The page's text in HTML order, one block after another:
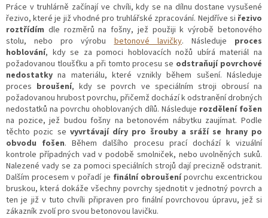
Práce v truhlárně začínají ve chvíli, kdy se na dílnu dostane vysušené
řezivo, které je již vhodné pro truhlářské zpracování. Nejdříve si řezivo
roztřídím dle rozměrů na fošny, jež použiji k výrobě betonového
stolu, nebo pro výrobu betonové lavičky. Následuje proces
hoblování, kdy se za pomoci hoblovacích nožů ubírá materiál na
požadovanou tloušťku a při tomto procesu se odstraňují povrchové
nedostatky na materiálu, které vznikly během sušení. Následuje
proces broušení, kdy se povrch ve speciálním stroji obrousí na
požadovanou hrubost povrchu, přičemž dochází k odstranění drobných
nedostatků na povrchu ohoblovaných dílů. Následuje rozdělení fošen
na pozice, jež budou fošny na betonovém nábytku zaujímat. Podle
těchto pozic se vyvrtávají díry pro šrouby a sráží se hrany po
obvodu fošen. Během dalšího procesu prací dochází k vizuální
kontrole případných vad v podobě smolniček, nebo uvolněných suků.
Nalezené vady se za pomoci speciálních strojů dají precizně odstranit.
Dalším procesem v pořadí je finální obroušenípovrchu excentrickou
bruskou, která dokáže všechny povrchy sjednotit v jednotný povrch a
ten je již v tuto chvíli připraven pro finální povrchovou úpravu, jež si
zákazník zvolí pro svou betonovou lavičku.